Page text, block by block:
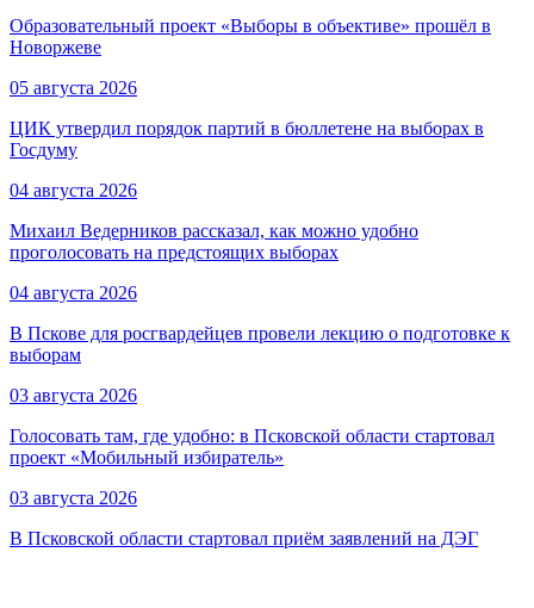
Образовательный проект «Выборы в объективе» прошёл в
Новоржеве
05 августа 2026
ЦИК утвердил порядок партий в бюллетене на выборах в
Госдуму
04 августа 2026
Михаил Ведерников рассказал, как можно удобно
проголосовать на предстоящих выборах
04 августа 2026
В Пскове для росгвардейцев провели лекцию о подготовке к
выборам
03 августа 2026
Голосовать там, где удобно: в Псковской области стартовал
проект «Мобильный избиратель»
03 августа 2026
В Псковской области стартовал приём заявлений на ДЭГ